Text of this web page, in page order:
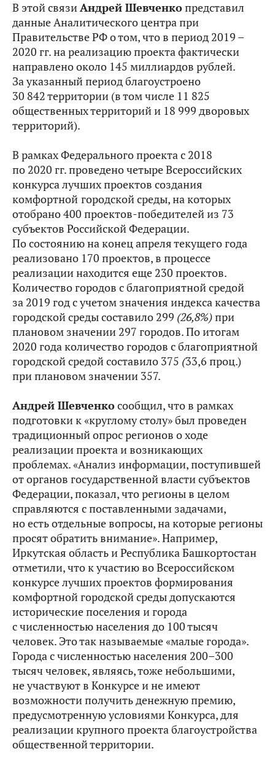
В этой связиАндрей Шевченкопредставил
данные Аналитического центра при
Правительстве РФ о том, что в период 2019 –
2020 гг. на реализацию проекта фактически
направлено около 145 миллиардов рублей.
За указанный период благоустроено
30 842 территории (в том числе 11 825
общественных территорий и 18 999 дворовых
территорий).
В рамках Федерального проекта с 2018
по 2020 гг. проведено четыре Всероссийских
конкурса лучших проектов создания
комфортной городской среды, на которых
отобрано 400 проектов-победителей из 73
субъектов Российской Федерации.
По состоянию на конец апреля текущего года
реализовано 170 проектов, в процессе
реализации находится еще 230 проектов.
Количество городов с благоприятной средой
за 2019 год с учетом значения индекса качества
городской среды составило 299 (26,8%)при
плановом значении 297 городов. По итогам
2020 года количество городов с благоприятной
городской средой составило 375 (33,6 проц.)
при плановом значении 357.
Андрей Шевченкосообщил, что в рамках
подготовки к «круглому столу» был проведен
традиционный опрос регионов о ходе
реализации проекта и возникающих
проблемах. «Анализ информации, поступившей
от органов государственной власти субъектов
Федерации, показал, что регионы в целом
справляются с поставленными задачами,
но есть отдельные вопросы, на которые регионы
просят обратить внимание». Например,
Иркутская область и Республика Башкортостан
отметили, что к участию во Всероссийском
конкурсе лучших проектов формирования
комфортной городской среды допускаются
исторические поселения и города
с численностью населения до 100 тысяч
человек. Это так называемые «малые города».
Города с численностью населения 200–300
тысяч человек, являясь, тоже небольшими,
не участвуют в Конкурсе и не имеют
возможности получить денежную премию,
предусмотренную условиями Конкурса, для
реализации крупного проекта благоустройства
общественной территории.